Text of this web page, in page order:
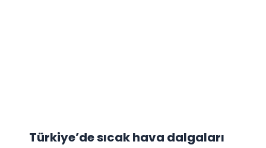
Türkiye’de sıcak hava dalgaları